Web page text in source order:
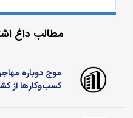
مطالب داغ
موج دوباره
کسب‌وکارها از